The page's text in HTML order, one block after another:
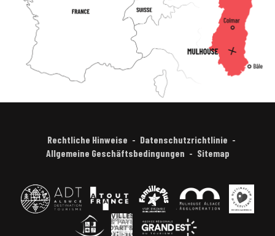
Rechtliche Hinweise
Datenschutzrichtlinie
Allgemeine Geschäftsbedingungen
Sitemap